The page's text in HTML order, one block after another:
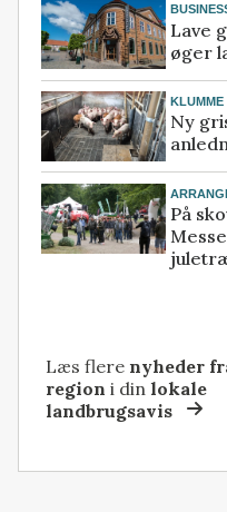
Lave
øger
KLUMME
Ny
På
Læs flere nyheder
region i dinlokale
landbrugsavis